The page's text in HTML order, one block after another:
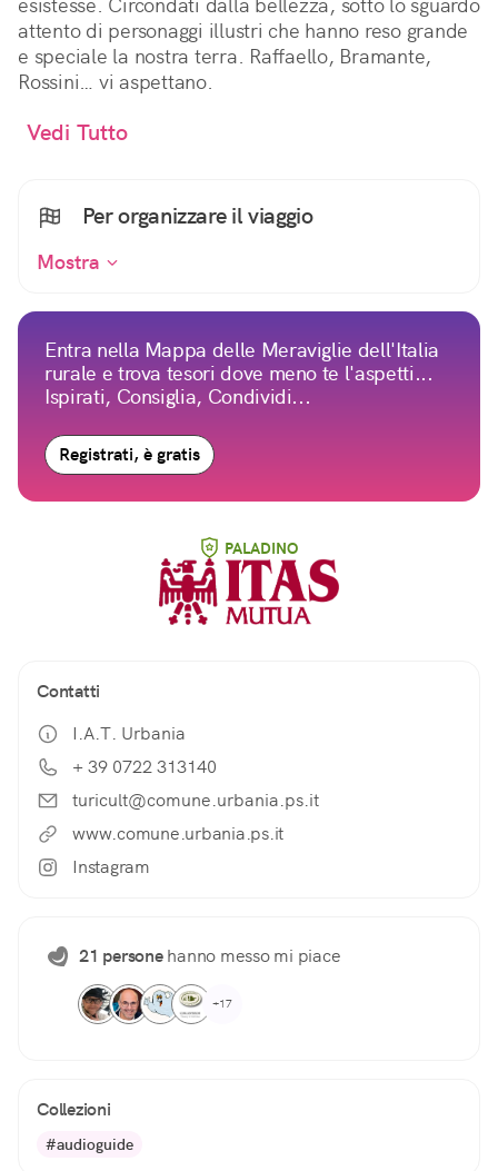
esistesse. Circondati dalla bellezza, sotto lo sguardo
attento di personaggi illustri che hanno reso grande
e speciale la nostra terra. Raffaello, Bramante,
Rossini… vi aspettano.
Vedi Tutto
Per organizzare il viaggio
Mostra
Entra nella Mappa delle Meraviglie dell'Italia
rurale e trova tesori dove meno te l'aspetti...
Ispirati, Consiglia, Condividi...
Registrati, è gratis
PALADINO
Contatti
I.A.T. Urbania
+ 39 0722 313140
turicult@comune.urbania.ps.it
www.comune.urbania.ps.it
Instagram
21 personehanno messo mi piace
+17
Collezioni
#audioguide